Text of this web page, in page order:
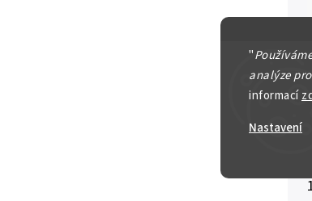
"
analýze
informací
Nastavení